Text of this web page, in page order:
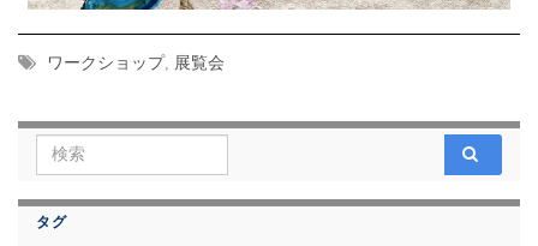
ワークショップ, 展覧会
Search for:
タグ